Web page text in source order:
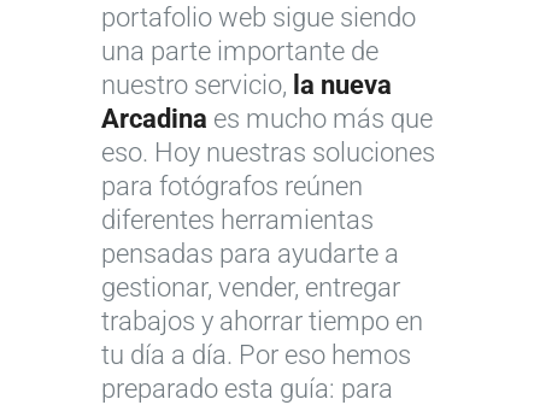
portafolio web sigue siendo
una parte importante de
nuestro servicio, la nueva
Arcadina es mucho más que
eso. Hoy nuestras soluciones
para fotógrafos reúnen
diferentes herramientas
pensadas para ayudarte a
gestionar, vender, entregar
trabajos y ahorrar tiempo en
tu día a día. Por eso hemos
preparado esta guía: para